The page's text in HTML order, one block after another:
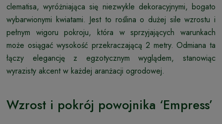
clematisa, wyróżniająca się niezwykle dekoracyjnymi, bogato
wybarwionymi kwiatami. Jest to roślina o dużej sile wzrostu i
pełnym wigoru pokroju, która w sprzyjających warunkach
może osiągać wysokość przekraczającą 2 metry. Odmiana ta
łączy elegancję z egzotycznym wyglądem, stanowiąc
wyrazisty akcent w każdej aranżacji ogrodowej.
Wzrost i pokrój powojnika ‘Empress’